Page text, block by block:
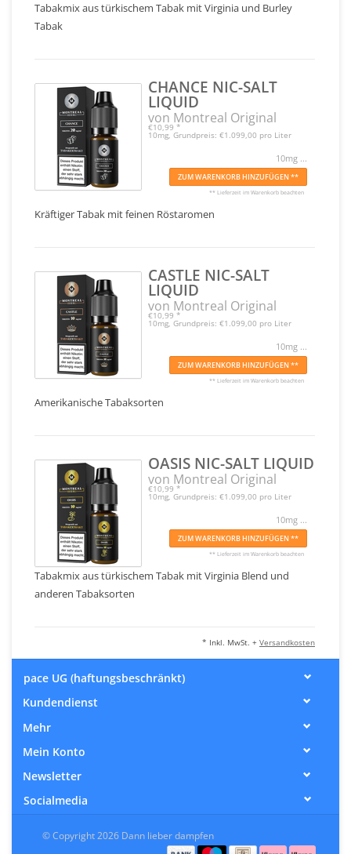
Tabakmix aus türkischem Tabak mit Virginia und Burley
Tabak
CHANCE NIC-SALT
LIQUID
von Montreal Original
€10,99 *
10mg, Grundpreis: €1.099,00 pro Liter
10mg ...
ZUM WARENKORB HINZUFÜGEN **
** Lieferzeit im Warenkorb beachten
Kräftiger Tabak mit feinen Röstaromen
CASTLE NIC-SALT
LIQUID
von Montreal Original
€10,99 *
10mg, Grundpreis: €1.099,00 pro Liter
10mg ...
ZUM WARENKORB HINZUFÜGEN **
** Lieferzeit im Warenkorb beachten
Amerikanische Tabaksorten
OASIS NIC-SALT LIQUID
von Montreal Original
€10,99 *
10mg, Grundpreis: €1.099,00 pro Liter
10mg ...
ZUM WARENKORB HINZUFÜGEN **
** Lieferzeit im Warenkorb beachten
Tabakmix aus türkischem Tabak mit Virginia Blend und
anderen Tabaksorten
* Inkl. MwSt. + Versandkosten
pace UG (haftungsbeschränkt)
Kundendienst
Mehr
Mein Konto
Newsletter
Socialmedia
© Copyright 2026 Dann lieber dampfen